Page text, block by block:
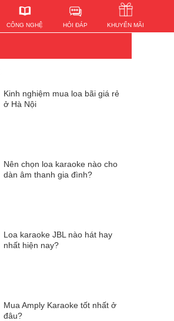
CÔNG NGHỆ HỎI ĐÁP KHUYẾN MÃI
Kinh nghiệm mua loa bãi giá rẻ
ở Hà Nội
Nên chọn loa karaoke nào cho
dàn âm thanh gia đình?
Loa karaoke JBL nào hát hay
nhất hiện nay?
Mua Amply Karaoke tốt nhất ở
đâu?